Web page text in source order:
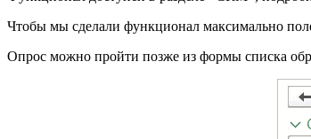
Чтобы мы сделали функционал максимально
Опрос можно пройти позже из формы списка